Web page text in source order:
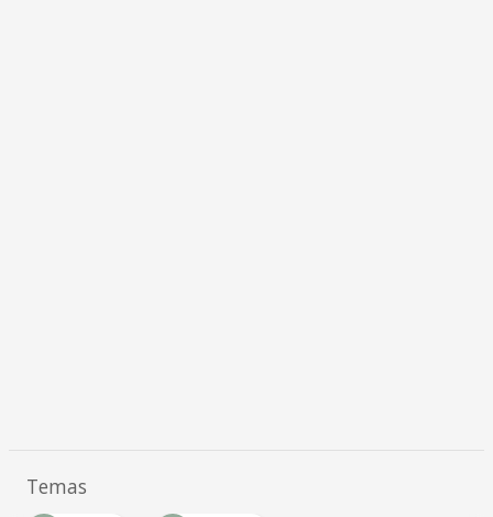
Temas